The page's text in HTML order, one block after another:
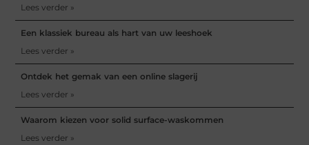
Lees verder »
Een klassiek bureau als hart van uw leeshoek
Lees verder »
Ontdek het gemak van een online slagerij
Lees verder »
Waarom kiezen voor solid surface-waskommen
Lees verder »